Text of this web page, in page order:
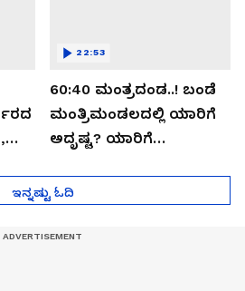
60:40 ಮಂತ್ರದಂಡ..! ಬಂಡೆ
ಮಂತ್ರಿಮಂಡಲದಲ್ಲಿ ಯಾರಿಗೆ
ಅದೃಷ್ಟ? ಯಾರಿಗೆ
22:53
ಇನ್ನಷ್ಟು ಓದಿ